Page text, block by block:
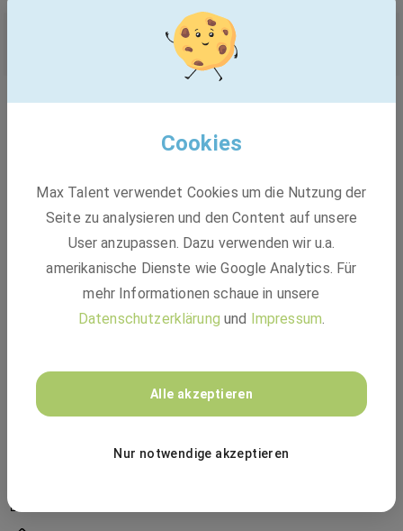
Unsere Kultur
Agiles Arbeiten
Onboarding Programm
Regelmäßige Feedbackgespräche
Internationale Kollegen
Lange Betriebszugehörigkeit
Schwerbehinderte willkommen
Cookies
Max Talent verwendet Cookies um die Nutzung der
Seite zu analysieren und den Content auf unsere
User anzupassen. Dazu verwenden wir u.a.
amerikanische Dienste wie Google Analytics. Für
mehr Informationen schaue in unsere
Datenschutzerklärung und Impressum.
Alle akzeptieren
Nur notwendige akzeptieren